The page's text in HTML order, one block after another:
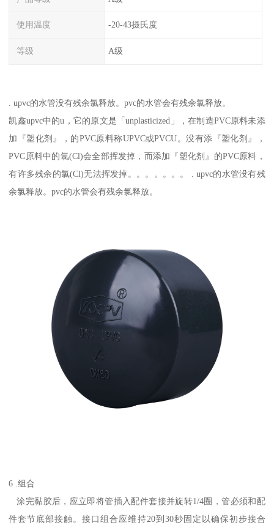
使用温度 -20-43摄氏度
等级 A级
. upvc的水管没有残余氯释放。pvc的水管会有残余氯释放。
凯鑫upvc中的u，它的原文是「unplasticized」，在制造PVC原料未添
加『塑化剂』，的PVC原料称UPVC或PVCU。没有添『塑化剂』，
PVC原料中的氯(Cl)会全部挥发掉，而添加『塑化剂』的PVC原料，
有许多残余的氯(Cl)无法挥发掉。。。。。。。 . upvc的水管没有残
余氯释放。pvc的水管会有残余氯释放。
6 .组合
涂完黏胶后，应立即将管插入配件套接并旋转1/4圈，管必须和配
件套节底部接触。接口组合应维持20到30秒固定以确保初步接合